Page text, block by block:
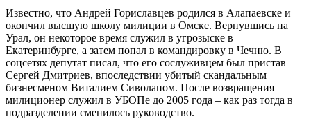
Известно, что Андрей Гориславцев родился в Алапаевске и
окончил высшую школу милиции в Омске. Вернувшись на
Урал, он некоторое время служил в угрозыске в
Екатеринбурге, а затем попал в командировку в Чечню. В
соцсетях депутат писал, что его сослуживцем был пристав
Сергей Дмитриев, впоследствии убитый скандальным
бизнесменом Виталием Сиволапом. После возвращения
милиционер служил в УБОПе до 2005 года – как раз тогда в
подразделении сменилось руководство.